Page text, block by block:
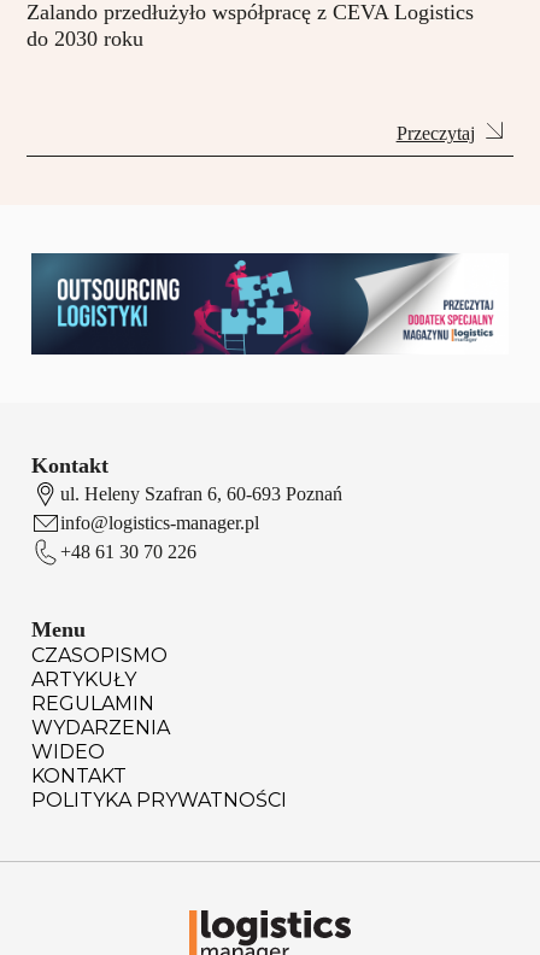
Zalando przedłużyło współpracę z CEVA Logistics
do 2030 roku
Przeczytaj
Kontakt
ul. Heleny Szafran 6, 60-693 Poznań
info@logistics-manager.pl
+48 61 30 70 226
Menu
CZASOPISMO
ARTYKUŁY
REGULAMIN
WYDARZENIA
WIDEO
KONTAKT
POLITYKA PRYWATNOŚCI